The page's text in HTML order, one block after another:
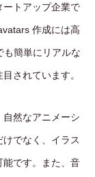
ートアップ企業で
作成には高
も簡単にリアルな
されています。
然なアニメーシ
でなく、イラス
能です。また、音